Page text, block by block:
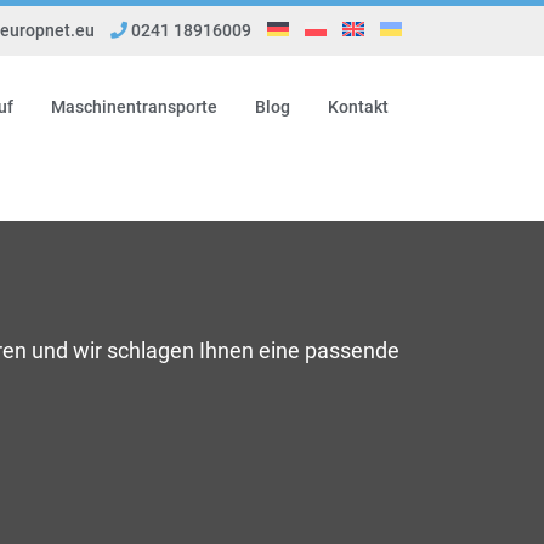
0241 18916009
Maschinentransporte Blog Kontakt
und wir schlagen Ihnen eine passende